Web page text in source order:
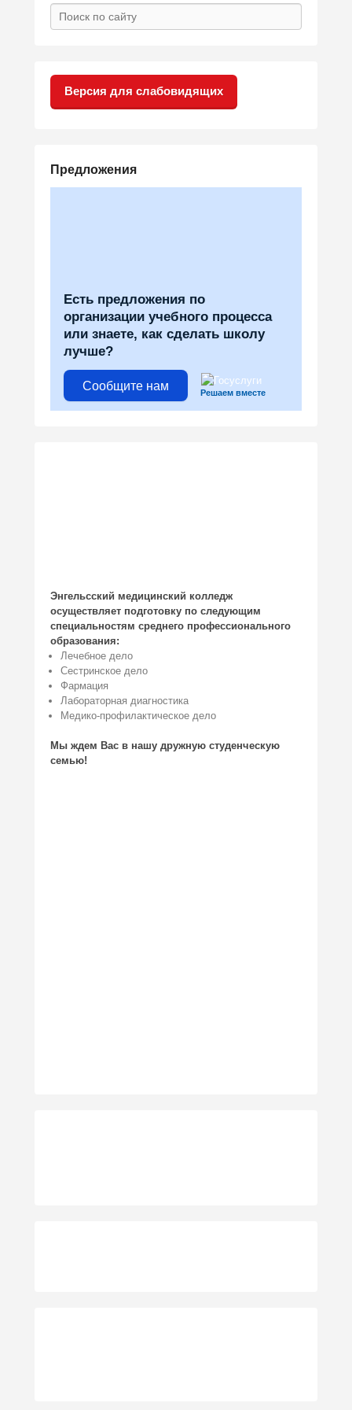
Search
Версия для слабовидящих
Предложения
Есть предложения по
организации учебного процесса
или знаете, как сделать школу
лучше?
Сообщите нам
Решаем вместе
Энгельсский медицинский колледж
осуществляет подготовку по следующим
специальностям среднего профессионального
образования:
Лечебное дело
Сестринское дело
Фармация
Лабораторная диагностика
Медико-профилактическое дело
Мы ждем Вас в нашу дружную студенческую
семью!